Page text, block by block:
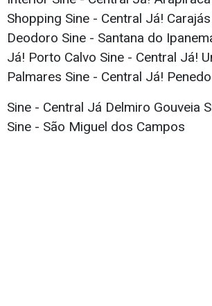
Shopping Sine - Central Já!
Deodoro Sine - Santana do
Já! Porto Calvo Sine - Central Já!
Palmares Sine - Central Já! Penedo
Sine - Central Já Delmiro Gouveia
Sine - São Miguel dos Campos